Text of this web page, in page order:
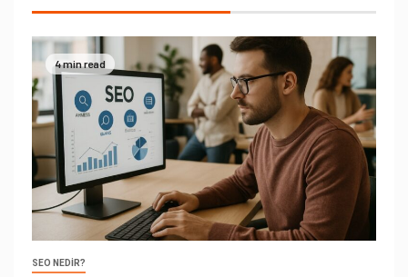
4 min read
SEO NEDIR?